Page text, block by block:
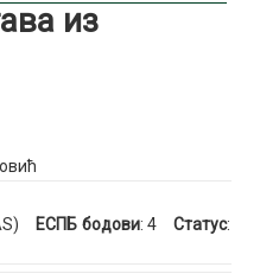
из
ЕСПБ бодови: 4 Статус: